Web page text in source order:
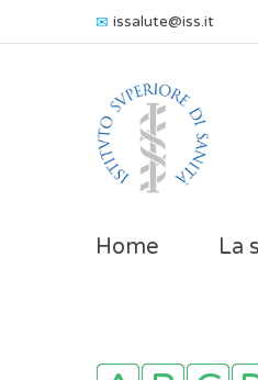
issalute@iss.it
Home La